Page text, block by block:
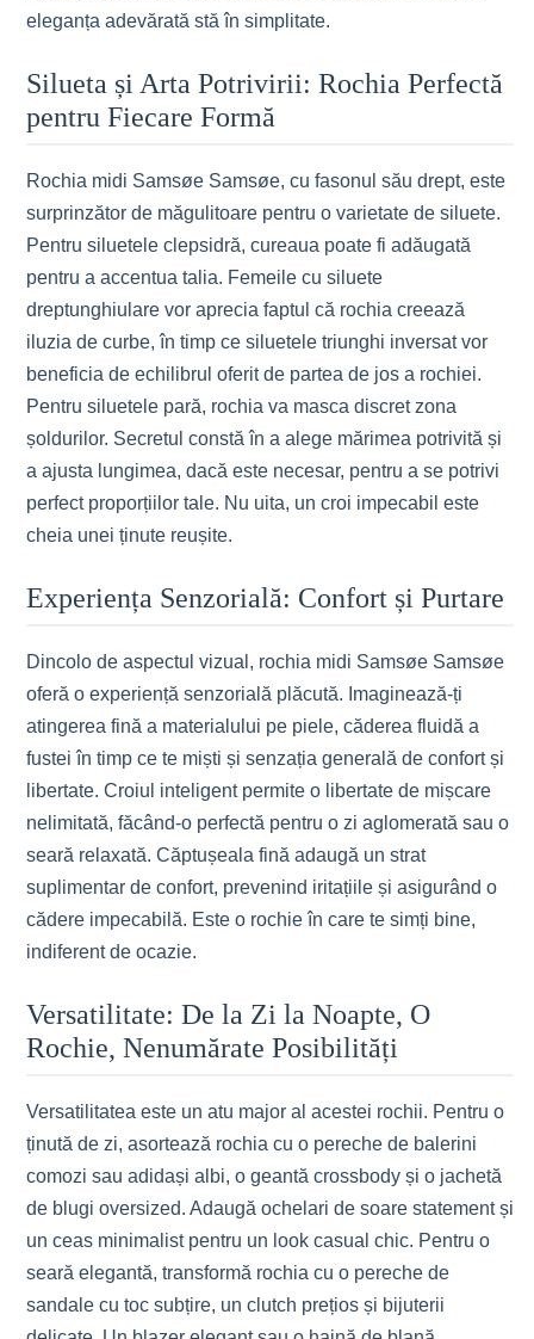
eleganța adevărată stă în simplitate.
Silueta și Arta Potrivirii: Rochia Perfectă
pentru Fiecare Formă
Rochia midi Samsøe Samsøe, cu fasonul său drept, este
surprinzător de măgulitoare pentru o varietate de siluete.
Pentru siluetele clepsidră, cureaua poate fi adăugată
pentru a accentua talia. Femeile cu siluete
dreptunghiulare vor aprecia faptul că rochia creează
iluzia de curbe, în timp ce siluetele triunghi inversat vor
beneficia de echilibrul oferit de partea de jos a rochiei.
Pentru siluetele pară, rochia va masca discret zona
șoldurilor. Secretul constă în a alege mărimea potrivită și
a ajusta lungimea, dacă este necesar, pentru a se potrivi
perfect proporțiilor tale. Nu uita, un croi impecabil este
cheia unei ținute reușite.
Experiența Senzorială: Confort și Purtare
Dincolo de aspectul vizual, rochia midi Samsøe Samsøe
oferă o experiență senzorială plăcută. Imaginează-ți
atingerea fină a materialului pe piele, căderea fluidă a
fustei în timp ce te miști și senzația generală de confort și
libertate. Croiul inteligent permite o libertate de mișcare
nelimitată, făcând-o perfectă pentru o zi aglomerată sau o
seară relaxată. Căptușeala fină adaugă un strat
suplimentar de confort, prevenind iritațiile și asigurând o
cădere impecabilă. Este o rochie în care te simți bine,
indiferent de ocazie.
Versatilitate: De la Zi la Noapte, O
Rochie, Nenumărate Posibilități
Versatilitatea este un atu major al acestei rochii. Pentru o
ținută de zi, asortează rochia cu o pereche de balerini
comozi sau adidași albi, o geantă crossbody și o jachetă
de blugi oversized. Adaugă ochelari de soare statement și
un ceas minimalist pentru un look casual chic. Pentru o
seară elegantă, transformă rochia cu o pereche de
sandale cu toc subțire, un clutch prețios și bijuterii